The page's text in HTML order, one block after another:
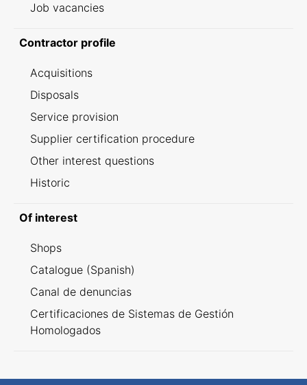
Job vacancies
Contractor profile
Acquisitions
Disposals
Service provision
Supplier certification procedure
Other interest questions
Historic
Of interest
Shops
Catalogue (Spanish)
Canal de denuncias
Certificaciones de Sistemas de Gestión
Homologados